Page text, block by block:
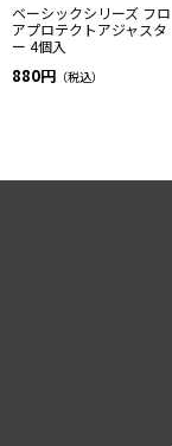
ベーシックシリーズ フロ
アプロテクトアジャスタ
ー 4個入
880円 （税込）